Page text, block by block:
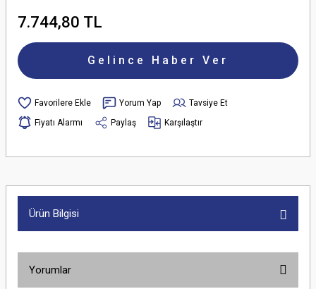
7.744,80 TL
Gelince Haber Ver
Yorum Yap
Tavsiye Et
Fiyatı Alarmı
Paylaş Karşılaştır
Ürün Bilgisi
Yorumlar